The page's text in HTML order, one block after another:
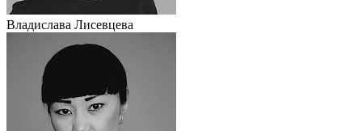
Владислава Лисевцева